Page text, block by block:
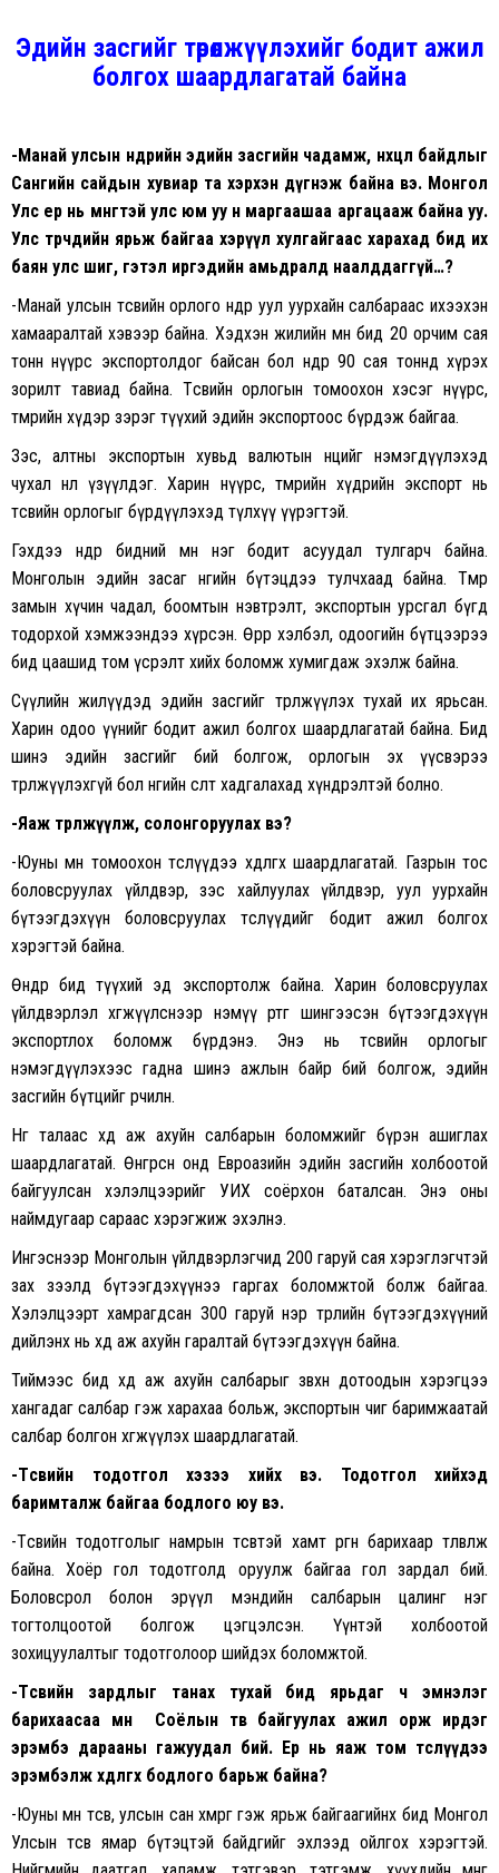
Эдийн засгийг төрөлжүүлэхийг бодит ажил
болгох шаардлагатай байна
-Манай улсын өнөөдрийн эдийн засгийн чадамж, нөхцөл байдлыг
Сангийн сайдын хувиар та хэрхэн дүгнэж байна вэ. Монгол
Улс ер нь мөнгөтэй улс юм уу өнөө маргаашаа аргацааж байна уу.
Улс төрчдийн ярьж байгаа хэрүүл хулгайгаас харахад бид их
баян улс шиг, гэтэл иргэдийн амьдралд наалддаггүй…?
-Манай улсын төсвийн орлого өнөөдөр уул уурхайн салбараас ихээхэн
хамааралтай хэвээр байна. Хэдхэн жилийн өмнө бид 20 орчим сая
тонн нүүрс экспортолдог байсан бол өнөөдөр 90 сая тоннд хүрэх
зорилт тавиад байна. Төсвийн орлогын томоохон хэсэг нүүрс,
төмрийн хүдэр зэрэг түүхий эдийн экспортоос бүрдэж байгаа.
Зэс, алтны экспортын хувьд валютын нөөцийг нэмэгдүүлэхэд
чухал нөлөө үзүүлдэг. Харин нүүрс, төмрийн хүдрийн экспорт нь
төсвийн орлогыг бүрдүүлэхэд түлхүү үүрэгтэй.
Гэхдээ өнөөдөр бидний өмнө нэг бодит асуудал тулгарч байна.
Монголын эдийн засаг өнөөгийн бүтэцдээ тулчхаад байна. Төмөр
замын хүчин чадал, боомтын нэвтрэлт, экспортын урсгал бүгд
тодорхой хэмжээндээ хүрсэн. Өөрөөр хэлбэл, одоогийн бүтцээрээ
бид цаашид том үсрэлт хийх боломж хумигдаж эхэлж байна.
Сүүлийн жилүүдэд эдийн засгийг төрөлжүүлэх тухай их ярьсан.
Харин одоо үүнийг бодит ажил болгох шаардлагатай байна. Бид
шинэ эдийн засгийг бий болгож, орлогын эх үүсвэрээ
төрөлжүүлэхгүй бол өнөөгийн өсөлтөө хадгалахад хүндрэлтэй болно.
-Яаж төрөлжүүлж, солонгоруулах вэ?
-Юуны өмнө томоохон төслүүдээ хөдөлгөх шаардлагатай. Газрын тос
боловсруулах үйлдвэр, зэс хайлуулах үйлдвэр, уул уурхайн
бүтээгдэхүүн боловсруулах төслүүдийг бодит ажил болгох
хэрэгтэй байна.
Өнөөдөр бид түүхий эд экспортолж байна. Харин боловсруулах
үйлдвэрлэл хөгжүүлснээр нэмүү өртөг шингээсэн бүтээгдэхүүн
экспортлох боломж бүрдэнэ. Энэ нь төсвийн орлогыг
нэмэгдүүлэхээс гадна шинэ ажлын байр бий болгож, эдийн
засгийн бүтцийг өөрчилнө.
Нөгөө талаас хөдөө аж ахуйн салбарын боломжийг бүрэн ашиглах
шаардлагатай. Өнгөрсөн онд Евроазийн эдийн засгийн холбоотой
байгуулсан хэлэлцээрийг УИХ соёрхон баталсан. Энэ оны
наймдугаар сараас хэрэгжиж эхэлнэ.
Ингэснээр Монголын үйлдвэрлэгчид 200 гаруй сая хэрэглэгчтэй
зах зээлд бүтээгдэхүүнээ гаргах боломжтой болж байгаа.
Хэлэлцээрт хамрагдсан 300 гаруй нэр төрлийн бүтээгдэхүүний
дийлэнх нь хөдөө аж ахуйн гаралтай бүтээгдэхүүн байна.
Тиймээс бид хөдөө аж ахуйн салбарыг зөвхөн дотоодын хэрэгцээ
хангадаг салбар гэж харахаа больж, экспортын чиг баримжаатай
салбар болгон хөгжүүлэх шаардлагатай.
-Төсвийн тодотгол хэзээ хийх вэ. Тодотгол хийхэд
баримталж байгаа бодлого юу вэ.
-Төсвийн тодотголыг намрын төсөвтэй хамт өргөн барихаар төлөвлөж
байна. Хоёр гол тодотголд оруулж байгаа гол зардал бий.
Боловсрол болон эрүүл мэндийн салбарын цалинг нэг
тогтолцоотой болгож цэгцэлсэн. Үүнтэй холбоотой
зохицуулалтыг тодотголоор шийдэх боломжтой.
-Төсвийн зардлыг танах тухай бид ярьдаг ч эмнэлэг
барихаасаа өмнө Соёлын төв байгуулах ажил орж ирдэг
эрэмбэ дарааны гажуудал бий. Ер нь яаж том төслүүдээ
эрэмбэлж хөдөлгөх бодлого барьж байна?
-Юуны өмнө төсөв, улсын сан хөмрөг гэж ярьж байгаагийнх бид Монгол
Улсын төсөв ямар бүтэцтэй байдгийг эхлээд ойлгох хэрэгтэй.